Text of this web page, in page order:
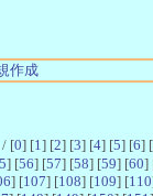
作成
/ [0] [1 ] [2] [3] [4] [5] [6] [
] [56] [57] [58] [59] [60]
] [107] [108] [109] [110